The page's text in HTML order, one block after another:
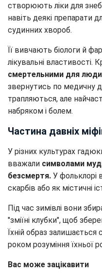
створюють ліки для
навіть деякі препарати
судинних хвороб.
Її вивчають біологи й
лікувальні властивості.
смертельними для
звернутись по медичну
трапляються, але
набряком і болем.
Частина давніх
У різних культурах
вважали символами
безсмертя. У фольклорі
скарбів або як містичні
Під час зимівлі вони
"зміїні клубки", щоб
Їхній образ
роком розуміння їхньої
Вас може зацікавити